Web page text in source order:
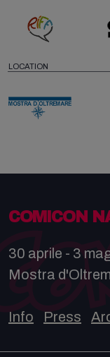
LOCATION
COMICON
30 aprile - 3
Mostra
Info Press